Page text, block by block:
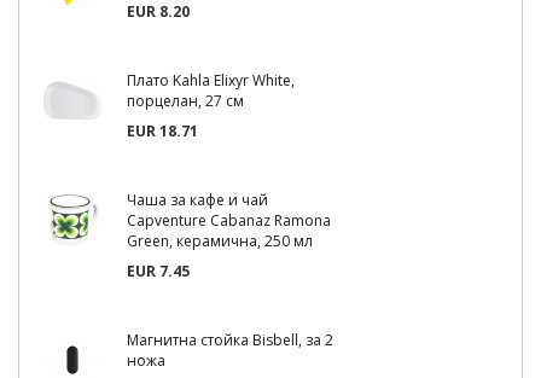
EUR 8.20
Плато Kahla Elixyr White,
порцелан, 27 см
EUR 18.71
Чаша за кафе и чай
Capventure Cabanaz Ramona
Green, керамична, 250 мл
EUR 7.45
Магнитна стойка Bisbell, за 2
ножа